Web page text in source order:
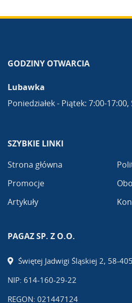
GODZINY OTWARCIA
Lubawka
Poniedziałek - Piątek: 7:00-
SZYBKIE LINKI
Strona główna
Promocje
Artykuły
PAGAZ SP. Z O.O.
Świętej Jadwigi Śląskiej 2, 58-
NIP: 614-160-29-22
REGON: 021447124